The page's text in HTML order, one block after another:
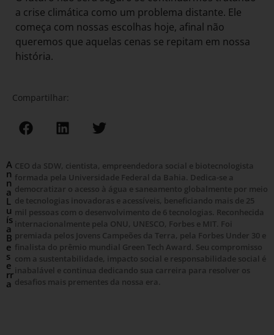
a crise climática como um problema distante. Ele
começa com nossas escolhas hoje, afinal não
queremos que aquelas cenas se repitam em nossa
história.
Compartilhar:
A
n
n
a
L
u
ís
a
B
e
s
e
rr
a
CEO da SDW, cientista, empreendedora social e biotecnologista
formada pela Universidade Federal da Bahia. Dedica-se a
democratizar o acesso à água e saneamento globalmente por meio
de tecnologias inovadoras e acessíveis, beneficiando mais de 25
mil pessoas com o desenvolvimento de 6 tecnologias. Reconhecida
internacionalmente pela ONU, UNESCO, Forbes e MIT. Foi
premiada pelos Jovens Campeões da Terra, pela Forbes Under 30 e
finalista do prêmio mundial Green Tech Award. Seu compromisso
com a sustentabilidade, impacto social e responsabilidade social é
inabalável e continua dedicando sua carreira para resolver os
desafios mais prementes da nossa era.